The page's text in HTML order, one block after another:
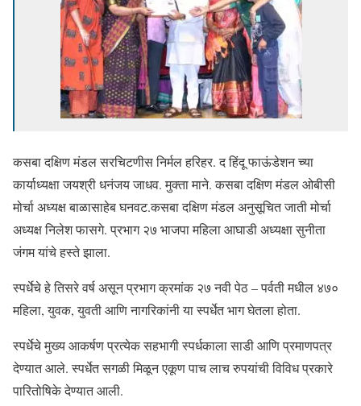
कसबा दक्षिण मंडल सरचिटणीस निर्मल हरिहर. द हिंदू फाऊंडेशन च्या
कार्याध्यक्षा जयश्री धनंजय जाधव. मुक्ता माने. कसबा दक्षिण मंडल ओबीसी
मोर्चा अध्यक्ष बाळासाहेब घनवट.कसबा दक्षिण मंडल अनुसूचित जाती मोर्चा
अध्यक्ष निलेश फासगे. प्रभाग २७ भाजपा महिला आघाडी अध्यक्षा सुनीता
जंगम यांचे हस्ते झाला.
स्पर्धेचे हे तिसरे वर्ष असून प्रभाग क्रमांक २७ नवी पेठ – पर्वती मधील ४७०
महिला, युवक, युवती आणि नागरिकांनी या स्पर्धेत भाग घेतला होता.
स्पर्धेचे मुख्य आकर्षण प्रत्येक सहभागी स्पर्धकाला साडी आणि प्रमाणपत्र
देण्यात आले. स्पर्धेत सगळी मिळून एकूण पाच लाच रुपयांची विविध प्रकारे
पारितोषिके देण्यात आली.